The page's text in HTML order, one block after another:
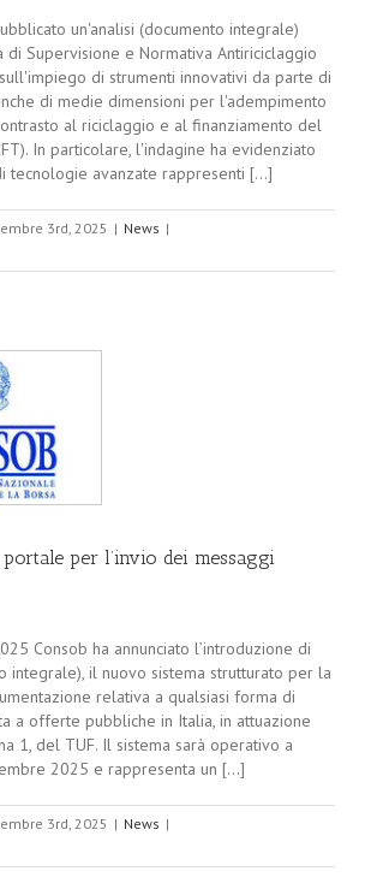
un'analisi (documento integrale)
di Supervisione e Normativa Antiriciclaggio
di strumenti innovativi da parte di
di medie dimensioni per l'adempimento
al riciclaggio e al finanziamento del
In particolare, l'indagine ha evidenziato
tecnologie avanzate rappresenti [...]
3rd, 2025 | News |
per l’invio dei messaggi
Consob ha annunciato l’introduzione di
integrale), il nuovo sistema strutturato per la
relativa a qualsiasi forma di
a offerte pubbliche in Italia, in attuazione
1, del TUF. Il sistema sarà operativo a
2025 e rappresenta un [...]
3rd, 2025 | News |